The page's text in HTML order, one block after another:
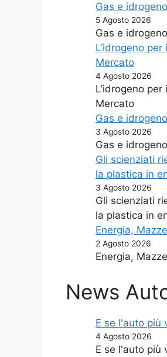
Gas e
5 Agosto 2026
Gas e
L’idrogeno
Mercato
4 Agosto 2026
L’idrogeno
Mercato
Gas e
3 Agosto 2026
Gas e
Gli scienziati
la plastica in
3 Agosto 2026
Gli scienziati
la plastica in
Energia,
2 Agosto 2026
Energia,
News
E se l'auto più
4 Agosto 2026
E se l'auto più